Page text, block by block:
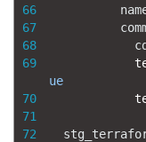
66
67
68
69
70
71
72
cd
ue